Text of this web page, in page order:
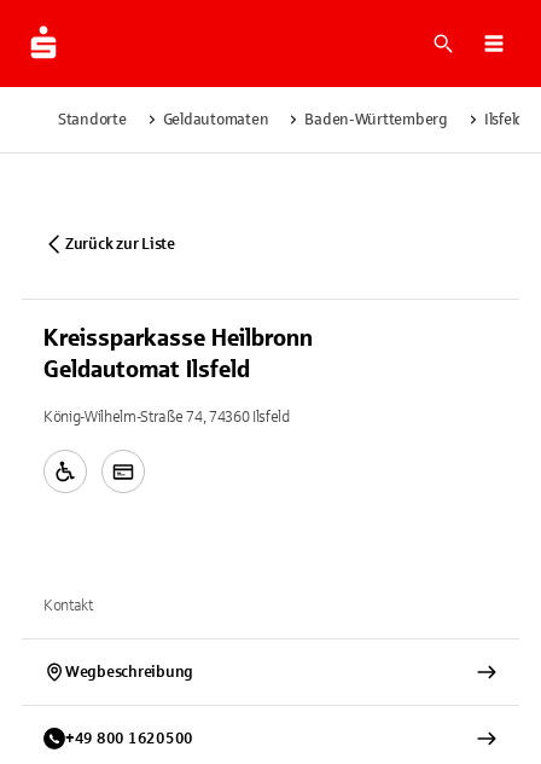
Suche
Standorte Geldautomaten Baden-Württemberg Ilsfeld
Zurück zur Liste
Kreissparkasse Heilbronn
Geldautomat Ilsfeld
König-Wilhelm-Straße 74, 74360 Ilsfeld
Kontakt
Wegbeschreibung
+49 800 1620500